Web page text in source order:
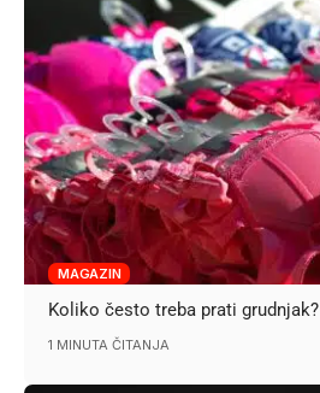
MAGAZIN
Koliko često treba prati grudnjak?
1 MINUTA ČITANJA